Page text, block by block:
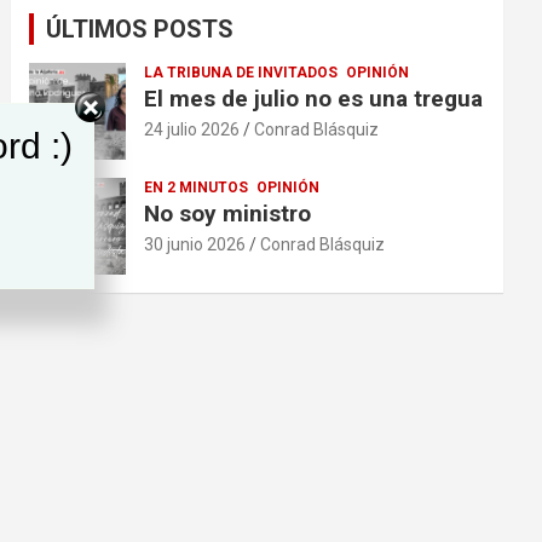
ÚLTIMOS POSTS
LA TRIBUNA DE INVITADOS OPINIÓN
El mes de julio no es una tregua
24 julio 2026 Conrad Blásquiz
EN 2 MINUTOS OPINIÓN
No soy ministro
30 junio 2026 Conrad Blásquiz
:)